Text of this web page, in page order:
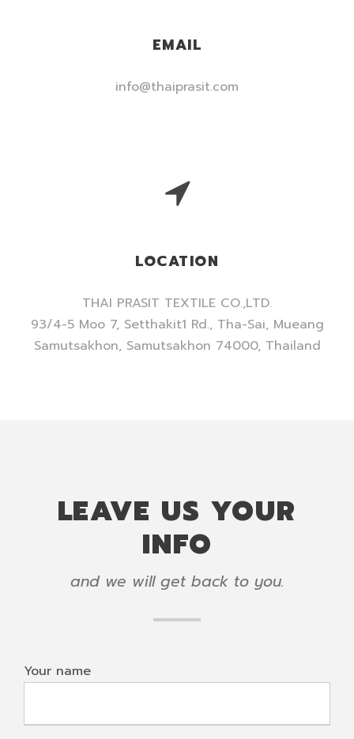
EMAIL
info@thaiprasit.com
LOCATION
THAI PRASIT TEXTILE CO.,LTD.
93/4-5 Moo 7, Setthakit1 Rd., Tha-Sai, Mueang
Samutsakhon, Samutsakhon 74000, Thailand
LEAVE US YOUR
INFO
and we will get back to you.
Your name